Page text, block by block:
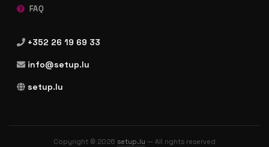
FAQ
+352 26 19 69 33
info@setup.lu
setup.lu
Copyright © 2026 setup.lu — All rights reserved